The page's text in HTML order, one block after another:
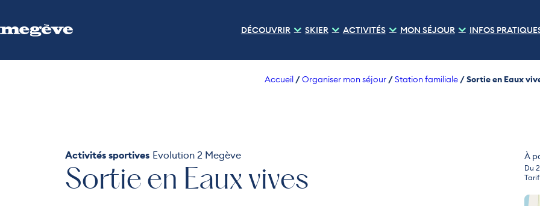
DÉCOUVRIR SKIER ACTIVITÉS MON SÉJOUR INFOS
Accueil /Organiser mon séjour /Station familiale /Sortie en Eaux
Activités sportives Evolution 2 Megève
Sortie en Eaux vives
À
Du